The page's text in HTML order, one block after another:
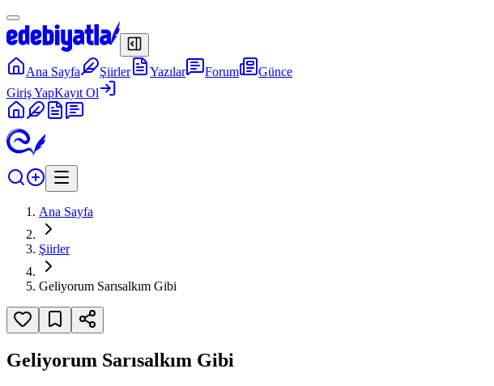
Ana Sayfa Şiirler Yazılar Forum
Günce
Giriş YapKayıt Ol
Ana Sayfa
Şiirler
Geliyorum Sarısalkım Gibi
Geliyorum Sarısalkım Gibi